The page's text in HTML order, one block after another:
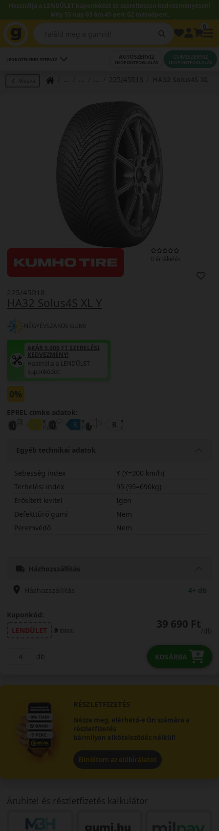
Használja a LENDÜLET kuponkódot és szereltessen kedvezményesen!
Még 55 nap 03 óra 45 perc 01 másodperc.
LEGKÖZELEBBI SZERVIZ AUTÓSZERVIZ
IDŐPONTFOGLALÁS
GUMISZERVIZ
IDŐPONTFOGLALÁS
Vissza 225/45R18
0 értékelés
HA32 Solus4S XL Y
225/45R18
NÉGYÉVSZAKOS GUMI
AKÁR 5.000 FT SZERELÉSI
KEDVEZMÉNY!
Használja a LENDÜLET
kuponkódot!
0%
EPREL cimke adatok:
Egyéb technikai adatok
Sebesség index
Y (Y=300 km/h)
Terhelési index
95 (95=690kg)
Erősített kivitel
Igen
Defekttűrő gumi
Nem
Peremvédő
Nem
Házhozszállítás
Házhozszállítás 4+ db
Kuponkód:
LENDÜLET
másol 39 690 Ft
/db
db KOSÁRBA
RÉSZLETFIZETÉS
Nézze meg, elérhető-e Ön számára a
részletfizetés
bármilyen elköteleződés nélkül!
Elindítom az előbírálatot
Áruhitel és részletfizetés kalkulátor